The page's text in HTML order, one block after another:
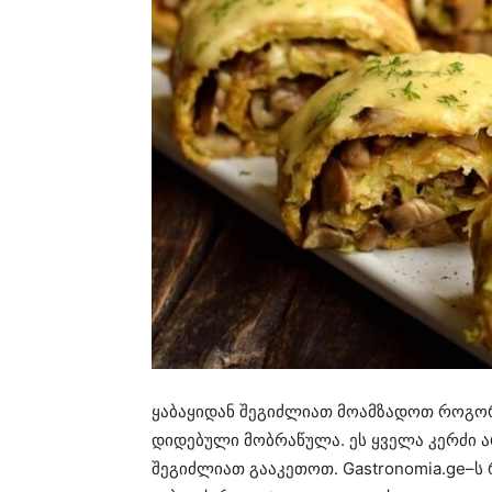
ყაბაყიდან შეგიძლიათ მოამზადოთ
დიდებული მობრაწულა. ეს ყველა კერძი
შეგიძლიათ გააკეთოთ.